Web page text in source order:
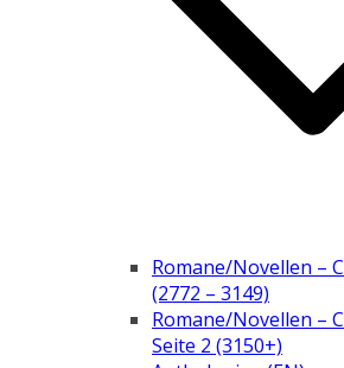
Romane/Novellen –
(2772 – 3149)
Romane/Novellen –
Seite 2 (3150+)